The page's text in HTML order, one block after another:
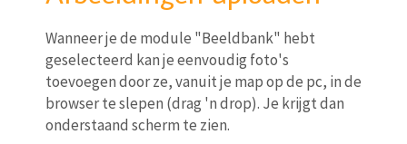
Wanneer je de module "Beeldbank" hebt
geselecteerd kan je eenvoudig foto's
toevoegen door ze, vanuit je map op de pc, in de
browser te slepen (drag 'n drop). Je krijgt dan
onderstaand scherm te zien.